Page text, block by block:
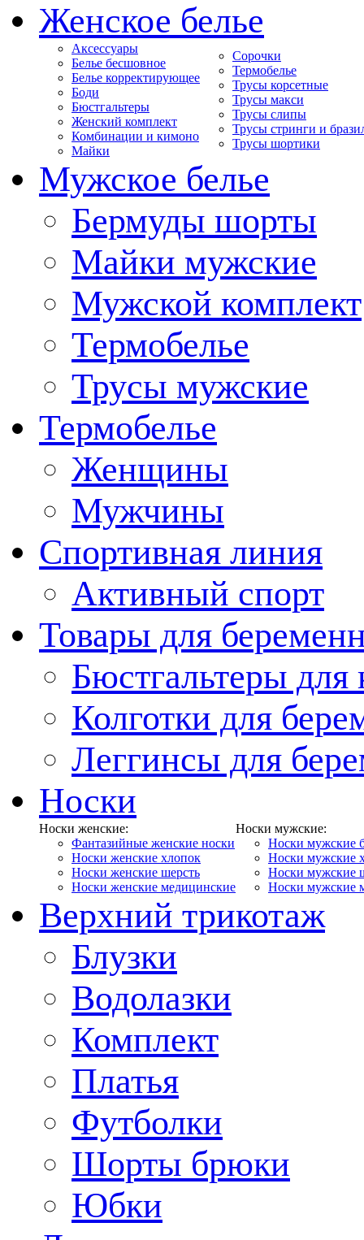
Женское белье
Аксессуары
Белье бесшовное
Белье корректирующее
Боди
Бюстгальтеры
Женский комплект
Комбинации и кимоно
Майки
Сорочки
Термобелье
Трусы корсетные
Трусы макси
Трусы слипы
Трусы стринги и
Трусы шортики
Мужское белье
Бермуды шорты
Майки мужские
Мужской комплект
Термобелье
Трусы мужские
Термобелье
Женщины
Мужчины
Спортивная линия
Активный спорт
Товары для
Бюстгальтеры
Колготки для
Леггинсы для
Носки
Носки женские:
Фантазийные женские носки
Носки женские хлопок
Носки женские шерсть
Носки женские медицинские
Носки мужские:
Носки мужские
Носки мужские
Носки мужские
Носки мужские
Верхний трикотаж
Блузки
Водолазки
Комплект
Платья
Футболки
Шорты брюки
Юбки